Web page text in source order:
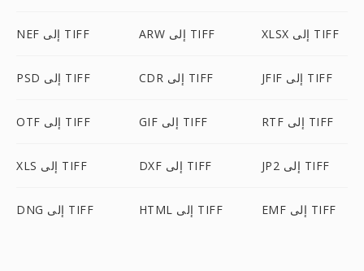
NEF إلى TIFF ARW إلى TIFF XLSX إلى TIFF
PSD إلى TIFF CDR إلى TIFF JFIF إلى TIFF
OTF إلى TIFF GIF إلى TIFF RTF إلى TIFF
XLS إلى TIFF DXF إلى TIFF JP2 إلى TIFF
DNG إلى TIFF HTML إلى TIFF EMF إلى TIFF